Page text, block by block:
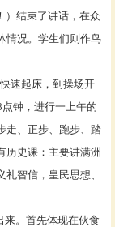
）结束了讲话，在众
情况。学生们则作鸟
速起床，到操场开
钟，进行一上午的
走、正步、跑步、踏
历史课：主要讲满洲
智信，皇民思想、
来。首先体现在伙食